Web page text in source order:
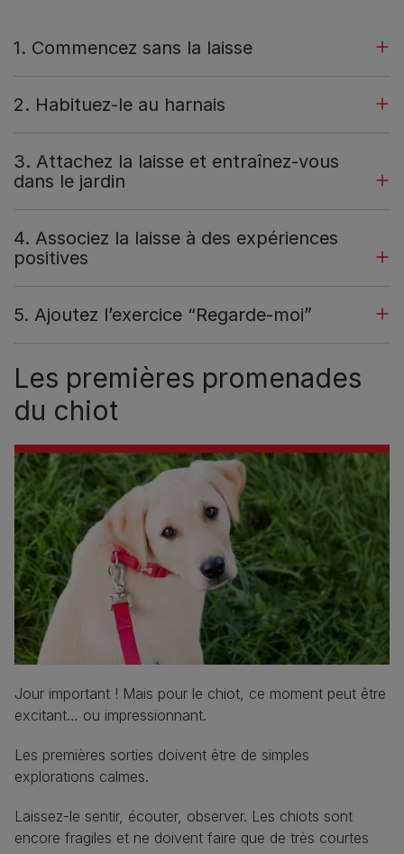
1. Commencez sans la laisse
2. Habituez-le au harnais
3. Attachez la laisse et entraînez-vous
dans le jardin
4. Associez la laisse à des expériences
positives
5. Ajoutez l’exercice “Regarde-moi”
Les premières promenades
du chiot
Jour important ! Mais pour le chiot, ce moment peut être
excitant… ou impressionnant.
Les premières sorties doivent être de simples
explorations calmes.
Laissez-le sentir, écouter, observer. Les chiots sont
encore fragiles et ne doivent faire que de très courtes